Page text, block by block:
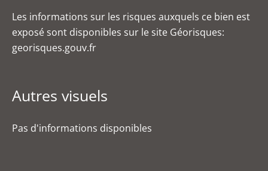
Les informations sur les risques auxquels ce bien est
exposé sont disponibles sur le site Géorisques:
georisques.gouv.fr
Autres visuels
Pas d'informations disponibles